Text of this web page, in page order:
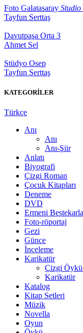
Foto Galatasaray
Tayfun Serttaş
Davutpaşa Orta 3
Ahmet Sel
Stüdyo Osep
Tayfun Serttaş
KATEGORİLER
Türkçe
Anı
Anı
Anı-Şiir
Anlatı
Biyografi
Çizgi Roman
Çocuk Kitapları
Deneme
DVD
Ermeni
Foto-röportaj
Gezi
Günce
İnceleme
Karikatür
Çizgi
Karikatür
Katalog
Kitap Setleri
Müzik
Novella
Oyun